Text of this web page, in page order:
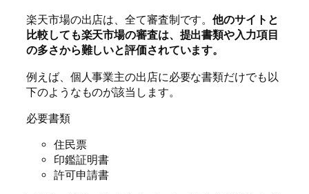
楽天市場の出店は、全て審査制です。他のサイトと
比較しても楽天市場の審査は、提出書類や入力項目
の多さから難しいと評価されています。
例えば、個人事業主の出店に必要な書類だけでも以
下のようなものが該当します。
必要書類
住民票
印鑑証明書
許可申請書